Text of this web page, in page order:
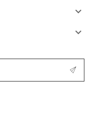

